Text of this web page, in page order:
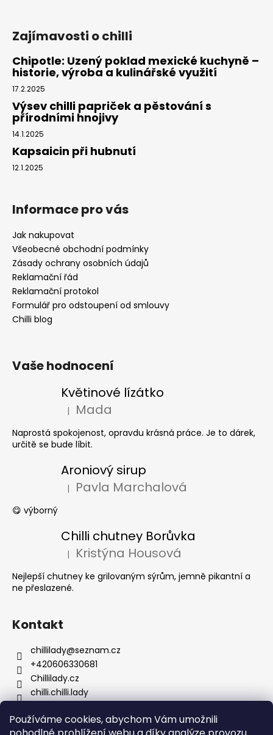
Používáme cookies, abychom Vám umožnili
Zajímavosti o chilli
Chipotle: Uzený poklad mexické kuchyně –
historie, výroba a kulinářské využití
17.2.2025
Výsev chilli papriček a pěstování s
přírodními hnojivy
14.1.2025
Kapsaicin při hubnutí
12.1.2025
Informace pro vás
Jak nakupovat
Všeobecné obchodní podmínky
Zásady ochrany osobních údajů
Reklamační řád
Reklamační protokol
Formulář pro odstoupení od smlouvy
Chilli blog
Vaše hodnocení
Květinové lízátko
Hodnocení produktu je 5 z 5 hvězdiček.
| Mada
Naprostá spokojenost, opravdu krásná práce. Je to dárek,
určitě se bude líbit.
Aroniový sirup
Hodnocení produktu je 5 z 5 hvězdiček.
| Pavla Marchalová
😋 výborný
Chilli chutney Borůvka
Hodnocení produktu je 5 z 5 hvězdiček.
| Kristýna Housová
Nejlepší chutney ke grilovaným sýrům, jemně pikantní a
ne přeslazené.
Kontakt
chillilady@seznam.cz
+420606330681
Chillilady.cz
chilli.chilli.lady